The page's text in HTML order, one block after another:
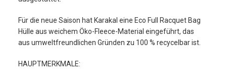
Für die neue Saison hat Karakal eine Eco Full Racquet Bag
Hülle aus weichem Öko-Fleece-Material eingeführt, das
aus umweltfreundlichen Gründen zu 100 % recycelbar ist.
HAUPTMERKMALE: